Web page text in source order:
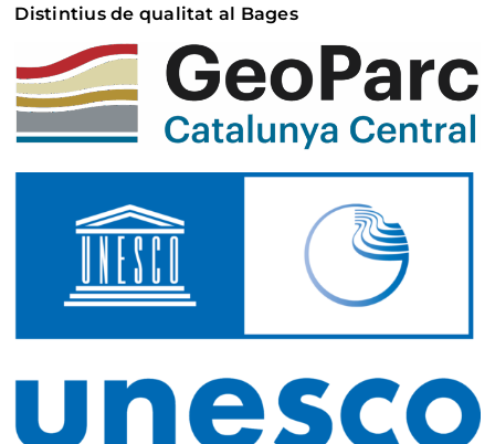
Distintius de qualitat al Bages